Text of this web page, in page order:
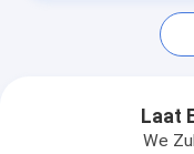
De Bus van de
Gemotoriseerde
Laat
We